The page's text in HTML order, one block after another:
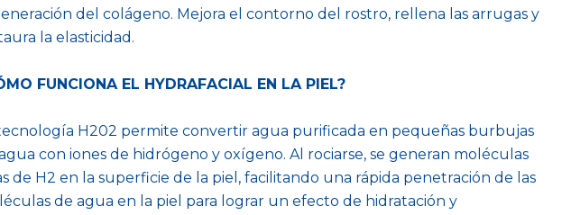
del colágeno. Mejora el contorno del rostro, rellena las arrugas y
la elasticidad.
FUNCIONA EL HYDRAFACIAL EN LA PIEL?
H202 permite convertir agua purificada en pequeñas burbujas
con iones de hidrógeno y oxígeno. Al rociarse, se generan moléculas
de H2 en la superficie de la piel, facilitando una rápida penetración de las
de agua en la piel para lograr un efecto de hidratación y